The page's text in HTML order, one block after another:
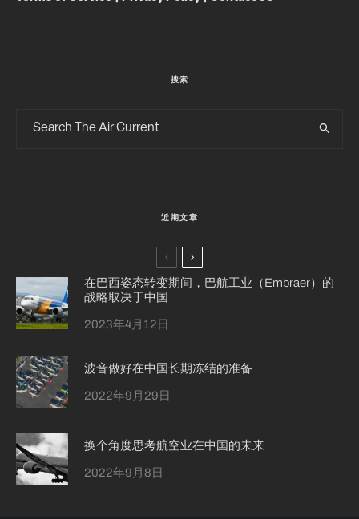
搜索
近期文章
在巴西姿态转变期间，巴航工业（Embraer）的
战略取决于中国
2023年4月12日
波音做好在中国长期冻结的准备
2022年9月29日
换个角度思考航空业在中国的未来
2022年9月8日